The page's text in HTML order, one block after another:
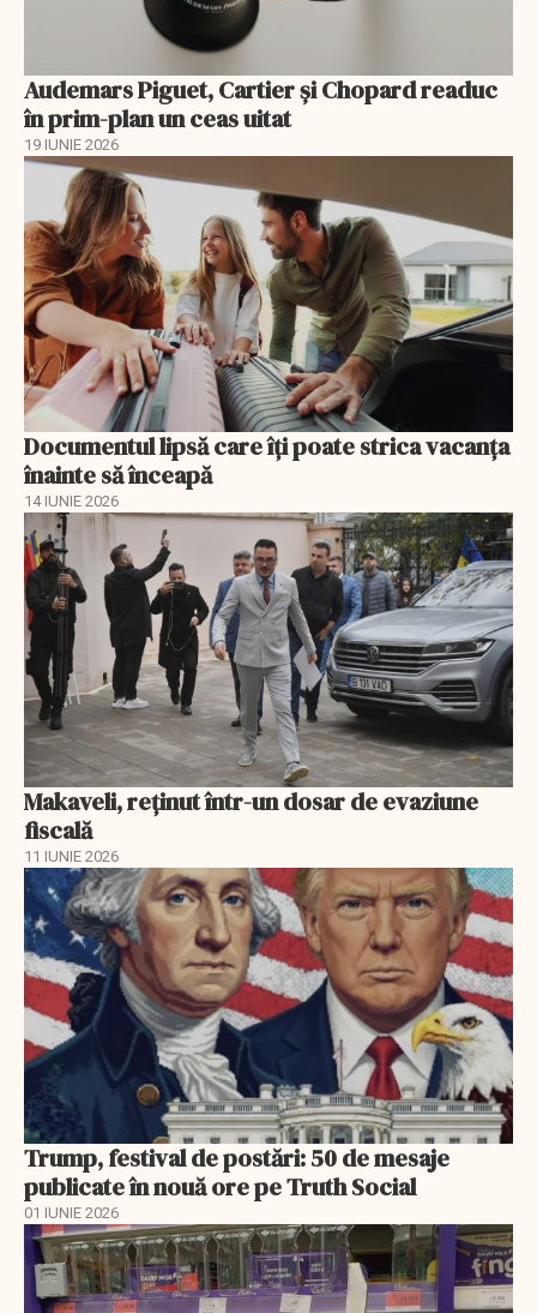
Audemars Piguet, Cartier și Chopard readuc
în prim-plan un ceas uitat
19 IUNIE 2026
Documentul lipsă care îți poate strica vacanța
înainte să înceapă
14 IUNIE 2026
Makaveli, reţinut într-un dosar de evaziune
fiscală
11 IUNIE 2026
Trump, festival de postări: 50 de mesaje
publicate în nouă ore pe Truth Social
01 IUNIE 2026